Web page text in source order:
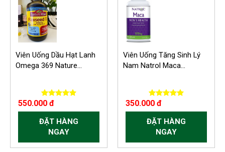
Viên Uống Dầu Hạt Lanh
Omega 369 Nature...
550.000 đ
ĐẶT HÀNG
NGAY
Viên Uống Tăng Sinh Lý
Nam Natrol Maca...
350.000 đ
ĐẶT HÀNG
NGAY